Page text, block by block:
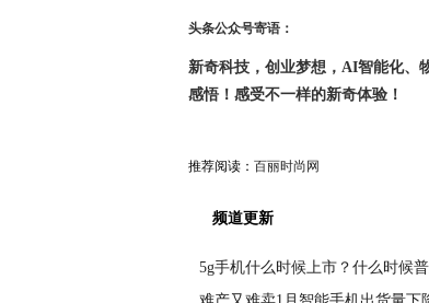
头条公众号寄语：
新奇科技，创业梦想，AI智能化、
感悟！感受不一样的新奇体验！
推荐阅读： 百丽时尚网
频道更新
5g手机什么时候上市？什么时候